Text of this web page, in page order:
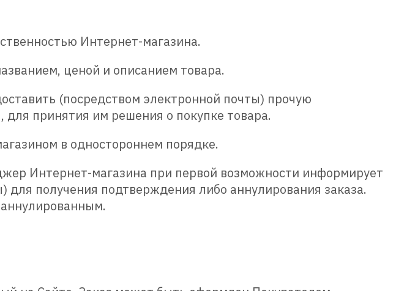
Интернет-магазина.
ценой и описанием товара.
(посредством электронной почты) прочую
принятия им решения о покупке товара.
в одностороннем порядке.
Интернет-магазина при первой возможности информирует
получения подтверждения либо аннулирования заказа.